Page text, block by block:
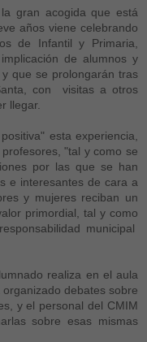
gran acogida que está
años viene celebrando
de Infantil y Primaria,
de alumnos y
que se prolongarán tras
con visitas a otros
llegar.
esta experiencia,
"tal y como se
por las que se han
e interesantes de cara a
y mujeres reciban un
primordial, tal y como
municipal
realiza en el aula
debates sobre
y el personal del CMIM
sobre esas mismas